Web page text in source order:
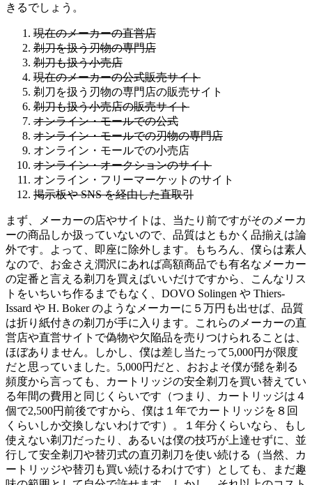
きるでしょう。
現在のメーカーの直営店
剃刀を扱う刃物の専門店
剃刀も扱う小売店
現在のメーカーの公式販売サイト
剃刀を扱う刃物の専門店の販売サイト
剃刀も扱う小売店の販売サイト
オンライン・モールでの公式
オンライン・モールでの刃物の専門店
オンライン・モールでの小売店
オンライン・オークションのサイト
オンライン・フリーマーケットのサイト
掲示板や SNS を経由した直取引
まず、メーカーの店やサイトは、当たり前ですがそのメーカ
ーの商品しか扱っていないので、品質はともかく品揃えは論
外です。よって、即座に除外します。もちろん、僕らは素人
なので、お金さえ潤沢にあれば高額商品でも有名なメーカー
の定番と言える剃刀を買えばいいだけですから、こんなリス
トをいちいち作るまでもなく、DOVO Solingen や Thiers-
Issard や H. Boker のようなメーカーに５万円も出せば、品質
は折り紙付きの剃刀が手に入ります。これらのメーカーの直
営店や直営サイトで偽物や欠陥品を売りつけられることは、
ほぼありません。しかし、僕は差し当たって5,000円が限度
だと思っていました。5,000円だと、おおよそ僕が髭を剃る
頻度から言っても、カートリッジの安全剃刀を買い替えてい
る年間の費用と同じくらいです（つまり、カートリッジは４
個で2,500円前後ですから、僕は１年でカートリッジを８回
くらいしか交換しないわけです）。１年分くらいなら、もし
使えない剃刀だったり、あるいは僕の技巧が上達せずに、並
行して安全剃刀や替刃式の直刃剃刀を使い続ける（当然、カ
ートリッジや替刃も買い続けるわけです）としても、まだ趣